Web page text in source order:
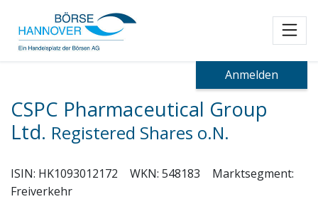
Anmelden
CSPC Pharmaceutical Group
Ltd. Registered Shares o.N.
ISIN: HK1093012172 WKN: 548183
Marktsegment:
Freiverkehr